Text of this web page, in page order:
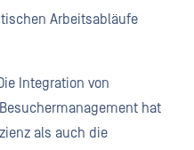
Arbeitsabläufe
Integration von
hat
als auch die